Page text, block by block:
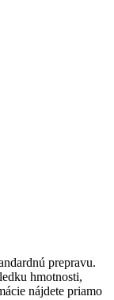
prepravu.
hmotnosti,
nájdete priamo